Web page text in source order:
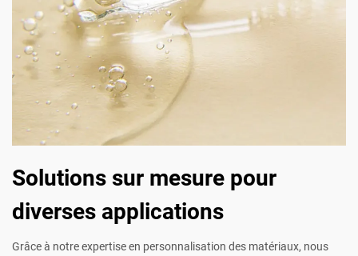
Solutions sur mesure pour
diverses applications
Grâce à notre expertise en personnalisation des matériaux, nous